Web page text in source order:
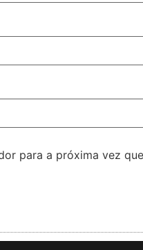
para a próxima vez